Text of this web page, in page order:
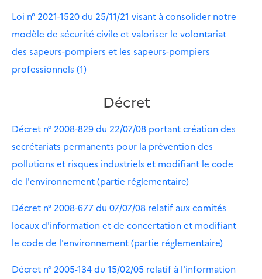
Loi n° 2021-1520 du 25/11/21 visant à consolider notre
modèle de sécurité civile et valoriser le volontariat
des sapeurs-pompiers et les sapeurs-pompiers
professionnels (1)
Décret
Décret n° 2008-829 du 22/07/08 portant création des
secrétariats permanents pour la prévention des
pollutions et risques industriels et modifiant le code
de l'environnement (partie réglementaire)
Décret n° 2008-677 du 07/07/08 relatif aux comités
locaux d'information et de concertation et modifiant
le code de l'environnement (partie réglementaire)
Décret n° 2005-134 du 15/02/05 relatif à l'information